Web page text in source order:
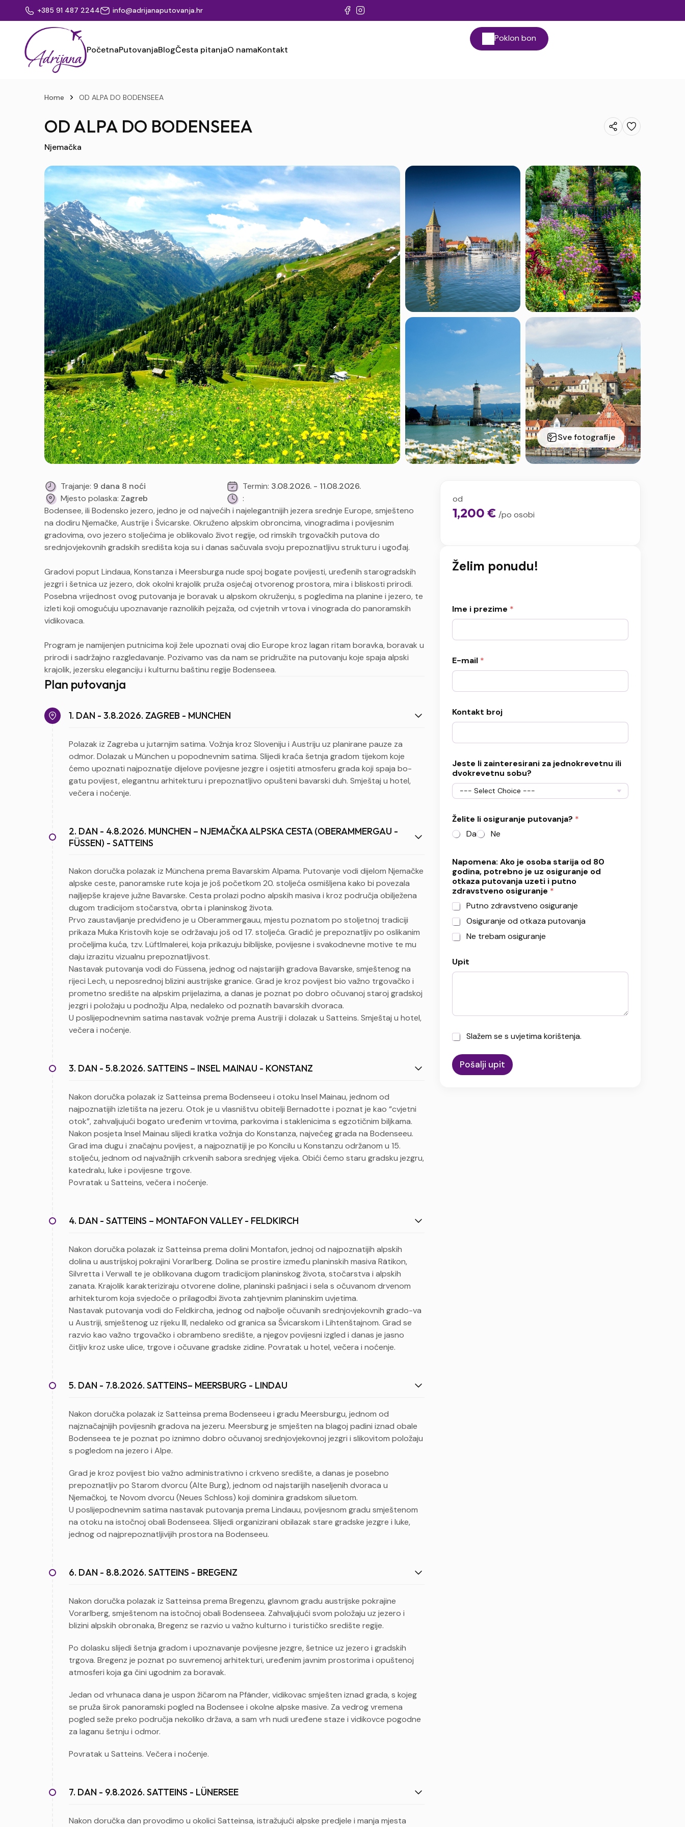
+385 91 487 2244 info@adrijanaputovanja.hr
PočetnaPutovanjaBlogČesta pitanjaO namaKontakt
Poklon bon
Home OD ALPA DO BODENSEEA
OD ALPA DO BODENSEEA
Njemačka
Sve fotografije
Trajanje: 9 dana 8 noći Termin: 3.08.2026. - 11.08.2026.
Mjesto polaska: Zagreb
:
Bodensee, ili Bodensko jezero, jedno je od najvećih i najelegantnijih jezera srednje Europe, smješteno
na dodiru Njemačke, Austrije i Švicarske. Okruženo alpskim obroncima, vinogradima i povijesnim
gradovima, ovo jezero stoljećima je oblikovalo život regije, od rimskih trgovačkih putova do
srednjovjekovnih gradskih središta koja su i danas sačuvala svoju prepoznatljivu strukturu i ugođaj.
Gradovi poput Lindaua, Konstanza i Meersburga nude spoj bogate povijesti, uređenih starogradskih
jezgri i šetnica uz jezero, dok okolni krajolik pruža osjećaj otvorenog prostora, mira i bliskosti prirodi.
Posebna vrijednost ovog putovanja je boravak u alpskom okruženju, s pogledima na planine i jezero, te
izleti koji omogućuju upoznavanje raznolikih pejzaža, od cvjetnih vrtova i vinograda do panoramskih
vidikovaca.
Program je namijenjen putnicima koji žele upoznati ovaj dio Europe kroz lagan ritam boravka, boravak u
prirodi i sadržajno razgledavanje. Pozivamo vas da nam se pridružite na putovanju koje spaja alpski
krajolik, jezersku eleganciju i kulturnu baštinu regije Bodenseea.
Plan putovanja
1. DAN - 3.8.2026. ZAGREB - MUNCHEN
Polazak iz Zagreba u jutarnjim satima. Vožnja kroz Sloveniju i Austriju uz planirane pauze za
odmor. Dolazak u München u popodnevnim satima. Slijedi kraća šetnja gradom tijekom koje
ćemo upoznati najpoznatije dijelove povijesne jezgre i osjetiti atmosferu grada koji spaja bo-
gatu povijest, elegantnu arhitekturu i prepoznatljivo opušteni bavarski duh. Smještaj u hotel,
večera i noćenje.
2. DAN - 4.8.2026. MUNCHEN – NJEMAČKA ALPSKA CESTA (OBERAMMERGAU -
FÜSSEN) - SATTEINS
Nakon doručka polazak iz Münchena prema Bavarskim Alpama. Putovanje vodi dijelom Njemačke
alpske ceste, panoramske rute koja je još početkom 20. stoljeća osmišljena kako bi povezala
najljepše krajeve južne Bavarske. Cesta prolazi podno alpskih masiva i kroz područja obilježena
dugom tradicijom stočarstva, obrta i planinskog života.
Prvo zaustavljanje predviđeno je u Oberammergauu, mjestu poznatom po stoljetnoj tradiciji
prikaza Muka Kristovih koje se održavaju još od 17. stoljeća. Gradić je prepoznatljiv po oslikanim
pročeljima kuća, tzv. Lüftlmalerei, koja prikazuju biblijske, povijesne i svakodnevne motive te mu
daju izrazitu vizualnu prepoznatljivost.
Nastavak putovanja vodi do Füssena, jednog od najstarijih gradova Bavarske, smještenog na
rijeci Lech, u neposrednoj blizini austrijske granice. Grad je kroz povijest bio važno trgovačko i
prometno središte na alpskim prijelazima, a danas je poznat po dobro očuvanoj staroj gradskoj
jezgri i položaju u podnožju Alpa, nedaleko od poznatih bavarskih dvoraca.
U poslijepodnevnim satima nastavak vožnje prema Austriji i dolazak u Satteins. Smještaj u hotel,
večera i noćenje.
3. DAN - 5.8.2026. SATTEINS – INSEL MAINAU - KONSTANZ
Nakon doručka polazak iz Satteinsa prema Bodenseeu i otoku Insel Mainau, jednom od
najpoznatijih izletišta na jezeru. Otok je u vlasništvu obitelji Bernadotte i poznat je kao “cvjetni
otok”, zahvaljujući bogato uređenim vrtovima, parkovima i staklenicima s egzotičnim biljkama.
Nakon posjeta Insel Mainau slijedi kratka vožnja do Konstanza, najvećeg grada na Bodenseeu.
Grad ima dugu i značajnu povijest, a najpoznatiji je po Koncilu u Konstanzu održanom u 15.
stoljeću, jednom od najvažnijih crkvenih sabora srednjeg vijeka. Obići ćemo staru gradsku jezgru,
katedralu, luke i povijesne trgove.
Povratak u Satteins, večera i noćenje.
4. DAN - SATTEINS – MONTAFON VALLEY - FELDKIRCH
Nakon doručka polazak iz Satteinsa prema dolini Montafon, jednoj od najpoznatijih alpskih
dolina u austrijskoj pokrajini Vorarlberg. Dolina se prostire između planinskih masiva Rätikon,
Silvretta i Verwall te je oblikovana dugom tradicijom planinskog života, stočarstva i alpskih
zanata. Krajolik karakteriziraju otvorene doline, planinski pašnjaci i sela s očuvanom drvenom
arhitekturom koja svjedoče o prilagodbi života zahtjevnim planinskim uvjetima.
Nastavak putovanja vodi do Feldkircha, jednog od najbolje očuvanih srednjovjekovnih grado-va
u Austriji, smještenog uz rijeku Ill, nedaleko od granica sa Švicarskom i Lihtenštajnom. Grad se
razvio kao važno trgovačko i obrambeno središte, a njegov povijesni izgled i danas je jasno
čitljiv kroz uske ulice, trgove i očuvane gradske zidine. Povratak u hotel, večera i noćenje.
5. DAN - 7.8.2026. SATTEINS– MEERSBURG - LINDAU
Nakon doručka polazak iz Satteinsa prema Bodenseeu i gradu Meersburgu, jednom od
najznačajnijih povijesnih gradova na jezeru. Meersburg je smješten na blagoj padini iznad obale
Bodenseea te je poznat po iznimno dobro očuvanoj srednjovjekovnoj jezgri i slikovitom položaju
s pogledom na jezero i Alpe.
Grad je kroz povijest bio važno administrativno i crkveno središte, a danas je posebno
prepoznatljiv po Starom dvorcu (Alte Burg), jednom od najstarijih naseljenih dvoraca u
Njemačkoj, te Novom dvorcu (Neues Schloss) koji dominira gradskom siluetom.
U poslijepodnevnim satima nastavak putovanja prema Lindauu, povijesnom gradu smještenom
na otoku na istočnoj obali Bodenseea. Slijedi organizirani obilazak stare gradske jezgre i luke,
jednog od najprepoznatljivijih prostora na Bodenseeu.
6. DAN - 8.8.2026. SATTEINS - BREGENZ
Nakon doručka polazak iz Satteinsa prema Bregenzu, glavnom gradu austrijske pokrajine
Vorarlberg, smještenom na istočnoj obali Bodenseea. Zahvaljujući svom položaju uz jezero i
blizini alpskih obronaka, Bregenz se razvio u važno kulturno i turističko središte regije.
Po dolasku slijedi šetnja gradom i upoznavanje povijesne jezgre, šetnice uz jezero i gradskih
trgova. Bregenz je poznat po suvremenoj arhitekturi, uređenim javnim prostorima i opuštenoj
atmosferi koja ga čini ugodnim za boravak.
Jedan od vrhunaca dana je uspon žičarom na Pfänder, vidikovac smješten iznad grada, s kojeg
se pruža širok panoramski pogled na Bodensee i okolne alpske masive. Za vedrog vremena
pogled seže preko područja nekoliko država, a sam vrh nudi uređene staze i vidikovce pogodne
za laganu šetnju i odmor.
Povratak u Satteins. Večera i noćenje.
7. DAN - 9.8.2026. SATTEINS - LÜNERSEE
Nakon doručka dan provodimo u okolici Satteinsa, istražujući alpske predjele i manja mjesta
od
1,200 € /po osobi
Želim ponudu!
Ime i prezime *
E-mail *
Kontakt broj
Jeste li zainteresirani za jednokrevetnu ili
dvokrevetnu sobu?
Želite li osiguranje putovanja? *
Da
Ne
a
p
o
m
e
n
a
:
z
i
n
s
r
n
i
A
Napomena: Ako je osoba starija od 80
godina, potrebno je uz osiguranje od
otkaza putovanja uzeti i putno
zdravstveno osiguranje *
Putno zdravstveno osiguranje
Osiguranje od otkaza putovanja
Ne trebam osiguranje
Upit
U
e
t
Slažem se s uvjetima korištenja.
Pošalji upit